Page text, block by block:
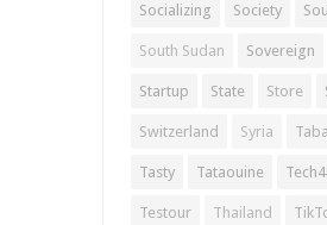
Socializing Society
South Sudan Sovereign
Startup State Store
Switzerland Syria
Tasty Tataouine
Testour Thailand